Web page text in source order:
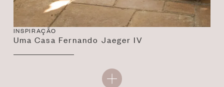
INSPIRAÇÃO
Uma Casa Fernando Jaeger IV